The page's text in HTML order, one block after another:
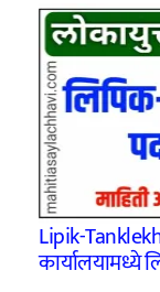
Lipik-